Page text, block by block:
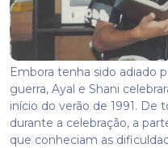
Embora tenha sido adiado
guerra, Ayal e Shani
início do verão de 1991. De
durante a celebração, a
que conheciam as